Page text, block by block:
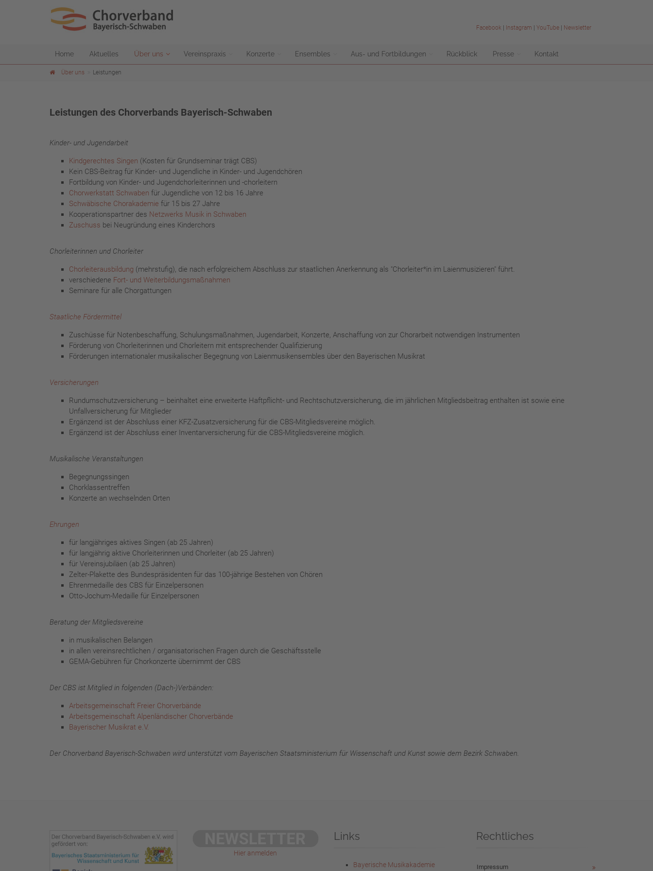
Facebook| Instagram YouTube| Newsletter
Home Aktuelles Über uns Vereinspraxis Konzerte Ensembles Aus- und Fortbildungen Rückblick Presse Kontakt
Über uns Leistungen
Leistungen des Chorverbands Bayerisch-Schwaben
Kinder- und Jugendarbeit
Kindgerechtes Singen (Kosten für Grundseminar trägt CBS)
Kein CBS-Beitrag für Kinder- und Jugendliche in Kinder- und Jugendchören
Fortbildung von Kinder- und Jugendchorleiterinnen und -chorleitern
Chorwerkstatt Schwaben für Jugendliche von 12 bis 16 Jahre
Schwäbische Chorakademie für 15 bis 27 Jahre
Kooperationspartner des Netzwerks Musik in Schwaben
Zuschuss bei Neugründung eines Kinderchors
Chorleiterinnen und Chorleiter
Chorleiterausbildung (mehrstufig), die nach erfolgreichem Abschluss zur staatlichen Anerkennung als "Chorleiter*in im Laienmusizieren" führt.
verschiedene Fort- und Weiterbildungsmaßnahmen
Seminare für alle Chorgattungen
Staatliche Fördermittel
Zuschüsse für Notenbeschaffung, Schulungsmaßnahmen, Jugendarbeit, Konzerte, Anschaffung von zur Chorarbeit notwendigen Instrumenten
Förderung von Chorleiterinnen und Chorleitern mit entsprechender Qualifizierung
Förderungen internationaler musikalischer Begegnung von Laienmusikensembles über den Bayerischen Musikrat
Versicherungen
Rundumschutzversicherung – beinhaltet eine erweiterte Haftpflicht- und Rechtschutzversicherung, die im jährlichen Mitgliedsbeitrag enthalten ist sowie eine
Unfallversicherung für Mitglieder
Ergänzend ist der Abschluss einer KFZ-Zusatzversicherung für die CBS-Mitgliedsvereine möglich.
Ergänzend ist der Abschluss einer Inventarversicherung für die CBS-Mitgliedsvereine möglich.
Musikalische Veranstaltungen
Begegnungssingen
Chorklassentreffen
Konzerte an wechselnden Orten
Ehrungen
für langjähriges aktives Singen (ab 25 Jahren)
für langjährig aktive Chorleiterinnen und Chorleiter (ab 25 Jahren)
für Vereinsjubiläen (ab 25 Jahren)
Zelter-Plakette des Bundespräsidenten für das 100-jährige Bestehen von Chören
Ehrenmedaille des CBS für Einzelpersonen
Otto-Jochum-Medaille für Einzelpersonen
Beratung der Mitgliedsvereine
in musikalischen Belangen
in allen vereinsrechtlichen / organisatorischen Fragen durch die Geschäftsstelle
GEMA-Gebühren für Chorkonzerte übernimmt der CBS
Der CBS ist Mitglied in folgenden (Dach-)Verbänden:
Arbeitsgemeinschaft Freier Chorverbände
Arbeitsgemeinschaft Alpenländischer Chorverbände
Bayerischer Musikrat e.V.
Der Chorverband Bayerisch-Schwaben wird unterstützt vom Bayerischen Staatsministerium für Wissenschaft und Kunst sowie dem Bezirk Schwaben.
Hier anmelden
Links
Bayerische Musikakademie
Rechtliches
Impressum